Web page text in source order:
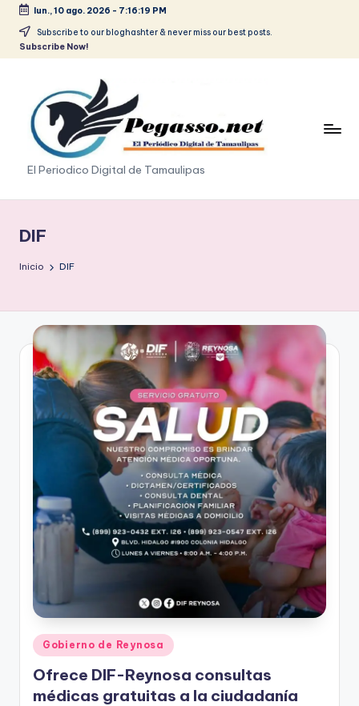
Saltar
lun., 10 ago. 2026 - 7:16:21 PM
Subscribe to our bloghashter & never miss our best posts.
Subscribe Now!
p
e
g
s
.
p
r
e
s
El Periodico Digital de Tamaulipas
DIF
Inicio DIF
Publicado
en
Gobierno de Reynosa
Ofrece DIF-Reynosa consultas
médicas gratuitas a la ciudadanía